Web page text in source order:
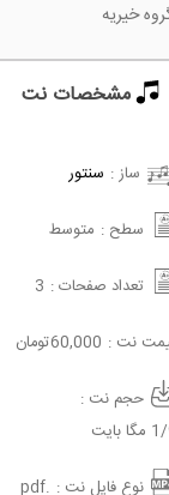
خیریه
مشخصات نت
ساز : سنتور
سطح : متوسط
تعداد صفحات : 3
نت : 60,000تومان
حجم نت :
بایت
نوع فایل نت : .pdf